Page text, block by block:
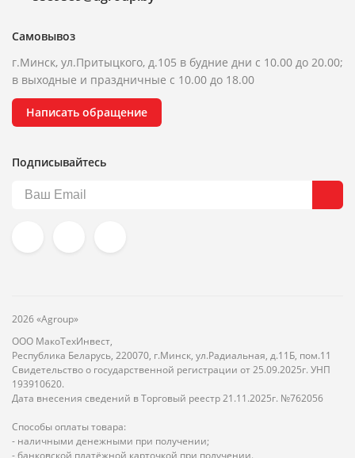
Самовывоз
г.Минск, ул.Притыцкого, д.105 в будние дни с 10.00 до 20.00;
в выходные и праздничные с 10.00 до 18.00
Написать обращение
Подписывайтесь
2026 «Agroup»
ООО МакоТехИнвест,
Республика Беларусь, 220070, г.Минск, ул.Радиальная, д.11Б, пом.11
Свидетельство о государственной регистрации от 25.09.2025г. УНП
193910620.
Дата внесения сведений в Торговый реестр 21.11.2025г. №762056
Способы оплаты товара:
- наличными денежными при получении;
- банковской платёжной карточкой при получении.